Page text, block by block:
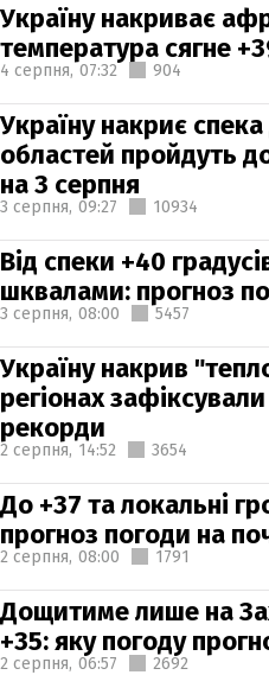
Україну накриває
температура сягне
4 серпня, 07:32 904
Україну накриє
областей пройдуть
на 3 серпня
3 серпня, 09:27 10934
Від спеки +40
шквалами: прогноз
3 серпня, 08:00 5457
Україну накрив
регіонах
рекорди
2 серпня, 14:52 3654
До +37 та локальні
прогноз погоди на
2 серпня, 08:00 1791
Дощитиме лише на
+35: яку погоду
2 серпня, 06:57 2692